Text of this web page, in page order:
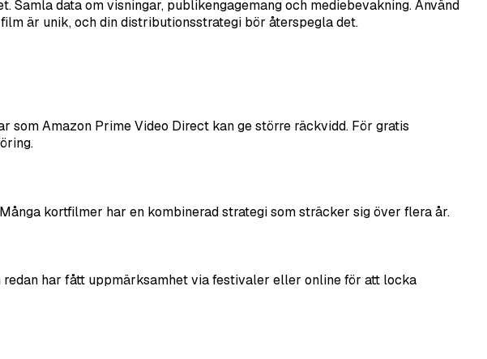
data om visningar, publikengagemang och mediebevakning. Använd
är unik, och din distributionsstrategi bör återspegla det.
som Amazon Prime Video Direct kan ge större räckvidd. För gratis
kortfilmer har en kombinerad strategi som sträcker sig över flera år.
har fått uppmärksamhet via festivaler eller online för att locka